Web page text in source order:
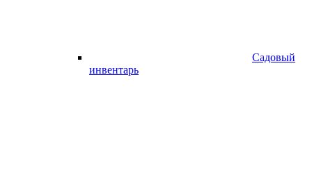
Садовый
инвентарь